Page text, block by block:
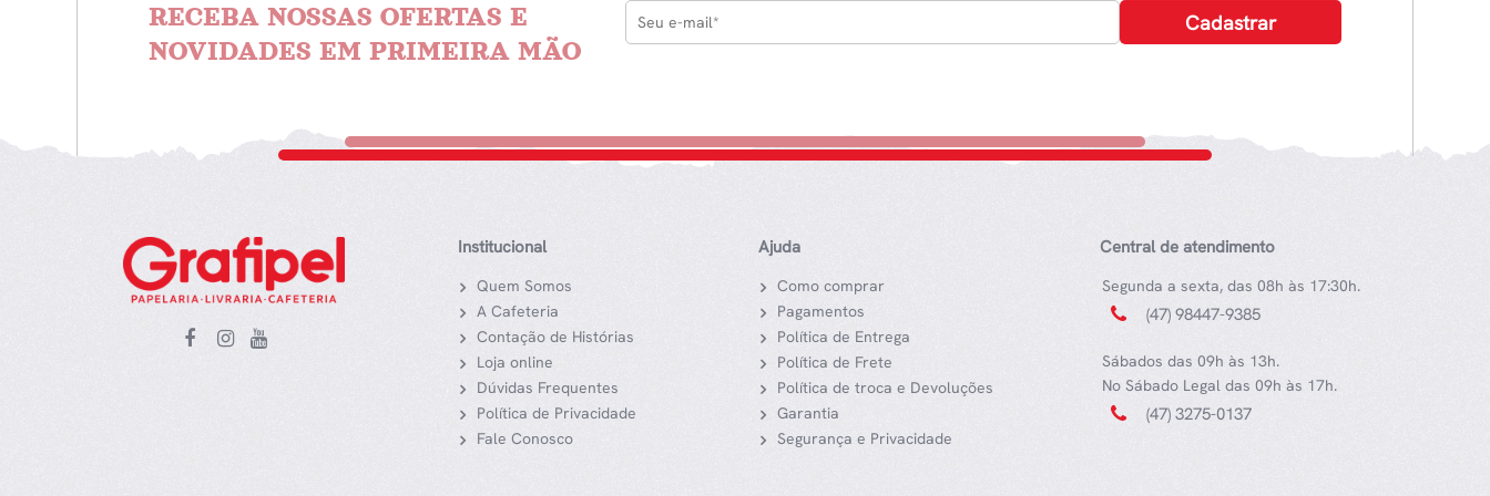
RECEBA NOSSAS OFERTAS E
NOVIDADES EM PRIMEIRA MÃO
Institucional
Quem Somos
A Cafeteria
Contação de Histórias
Loja online
Dúvidas Frequentes
Política de Privacidade
Fale Conosco
Ajuda
Como comprar
Pagamentos
Política de Entrega
Política de Frete
Política de troca e Devoluções
Garantia
Segurança e Privacidade
Central de atendimento
Segunda a sexta, das 08h às 17:30h.
(47) 98447-9385
Sábados das 09h às 13h.
No Sábado Legal das 09h às 17h.
(47) 3275-0137